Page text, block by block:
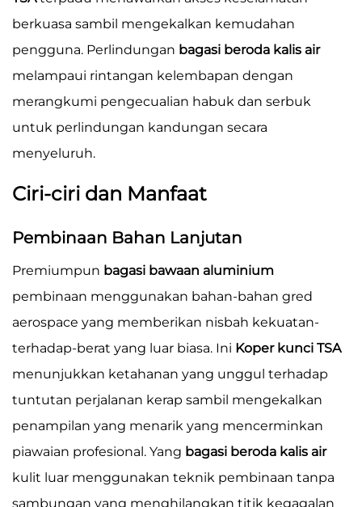
berkuasa sambil mengekalkan kemudahan
pengguna. Perlindungan bagasi beroda kalis air
melampaui rintangan kelembapan dengan
merangkumi pengecualian habuk dan serbuk
untuk perlindungan kandungan secara
menyeluruh.
Ciri-ciri dan Manfaat
Pembinaan Bahan Lanjutan
Premiumpun bagasi bawaan aluminium
pembinaan menggunakan bahan-bahan gred
aerospace yang memberikan nisbah kekuatan-
terhadap-berat yang luar biasa. Ini Koper kunci TSA
menunjukkan ketahanan yang unggul terhadap
tuntutan perjalanan kerap sambil mengekalkan
penampilan yang menarik yang mencerminkan
piawaian profesional. Yang bagasi beroda kalis air
kulit luar menggunakan teknik pembinaan tanpa
sambungan yang menghilangkan titik kegagalan